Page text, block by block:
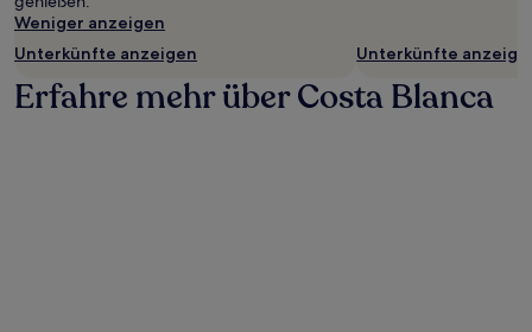
Weniger anzeigen
Unterkünfte anzeigen
Unterkünfte
Erfahre mehr über Costa Blanca